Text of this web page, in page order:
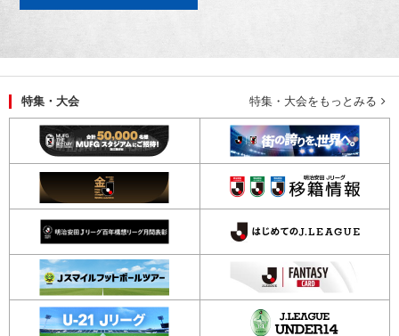
特集・大会 特集・大会をもっとみる